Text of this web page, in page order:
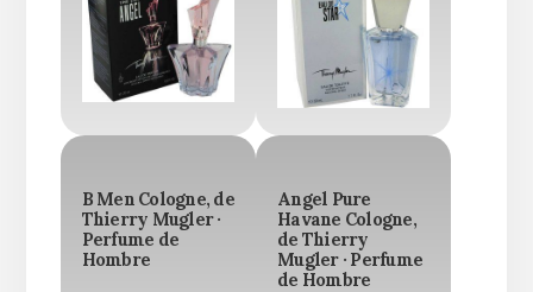
B Men Cologne, de
Thierry Mugler ·
Perfume de
Hombre
Angel Pure
Havane Cologne,
de Thierry
Mugler · Perfume
de Hombre